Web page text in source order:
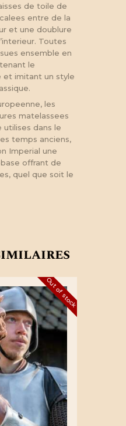
de toile de
entre de la
et une doublure
Toutes
ensemble en
le
et imitant un style
les
matelassees
dans le
temps anciens,
Imperial une
offrant de
quel que soit le
Out of stock